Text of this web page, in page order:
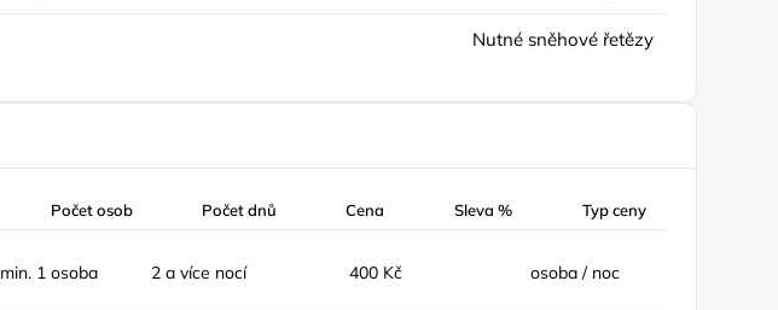
Nutné sněhové řetězy
Počet osob Počet dnů Cena Sleva % Typ ceny
min. 1 osoba 2 a více nocí 400 Kč osoba / noc